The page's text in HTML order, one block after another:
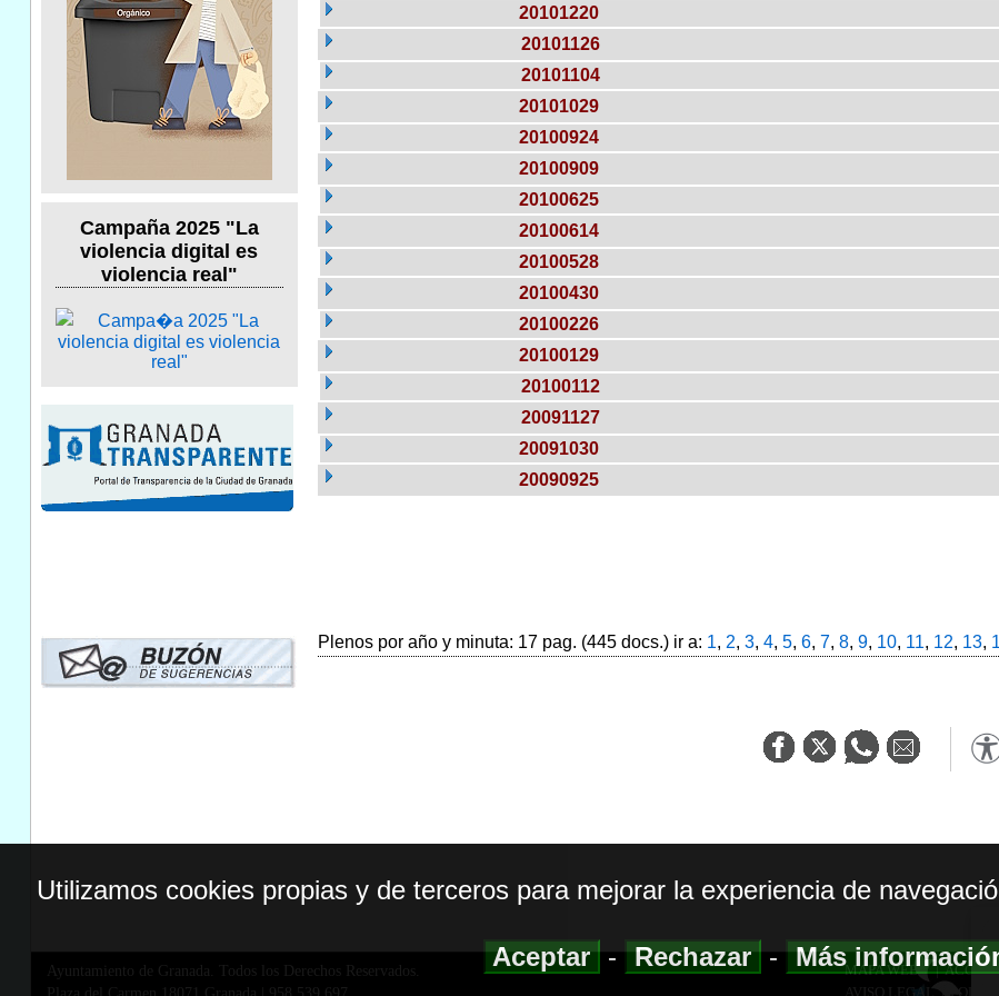
Campaña 2025 "La
violencia digital es
violencia real"
20101220
20101126
20101104
20101029
20100924
20100909
20100625
20100614
20100528
20100430
20100226
20100129
20100112
20091127
20091030
20090925
Plenos por año y minuta: 17 pag. (445 docs.) ir a: 1, 2, 3, 4, 5, 6, 7, 8, 9, 10, 11, 12, 13,
Ayuntamiento de Granada. Todos los Derechos Reservados.
MAPA WEB|
AVISO LEGAL|
Utilizamos cookies propias y de terceros para mejorar la experiencia de
Aceptar-Rechazar-Más